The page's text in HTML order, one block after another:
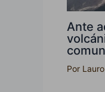
Ante
Por